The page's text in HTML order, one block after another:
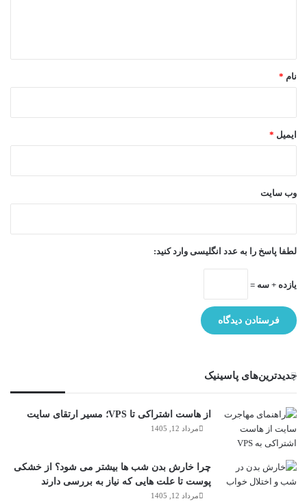
نام *
ایمیل *
وب‌ سایت
لطفا پاسخ را به عدد انگلیسی وارد کنید:
یازده + سه =
جدیدترین‌های پاسینیک
از هاست اشتراکی تا VPS؛ مسیر ارتقای سایت
مرداد 12, 1405
چرا خارش بدن شب ها بیشتر می شود؟ از خشکی
پوست تا علت هایی که نیاز به بررسی دارند
مرداد 12, 1405